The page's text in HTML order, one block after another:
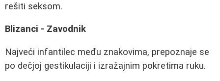
rešiti seksom.
Blizanci - Zavodnik
Najveći infantilec među znakovima, prepoznaje se
po dečjoj gestikulaciji i izražajnim pokretima ruku.